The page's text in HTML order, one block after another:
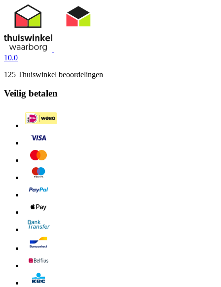
10.0
125 Thuiswinkel beoordelingen
Veilig betalen